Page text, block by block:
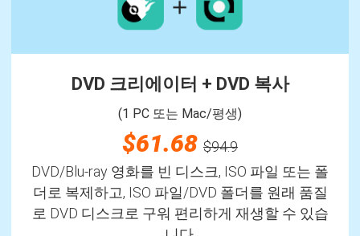
DVD 크리에이터 + DVD 복사
(1 PC 또는 Mac/평생)
$61.68 $94.9
DVD/Blu-ray 영화를 빈 디스크, ISO 파일 또는 폴
더로 복제하고, ISO 파일/DVD 폴더를 원래 품질
로 DVD 디스크로 구워 편리하게 재생할 수 있습